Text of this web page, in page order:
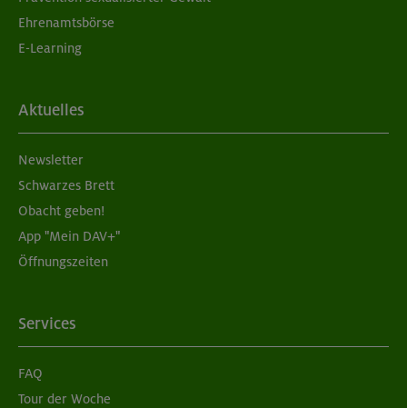
Ehrenamtsbörse
E-Learning
Aktuelles
Newsletter
Schwarzes Brett
Obacht geben!
App "Mein DAV+"
Öffnungszeiten
Services
FAQ
Tour der Woche